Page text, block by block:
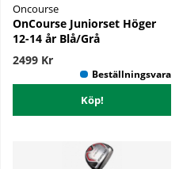
Oncourse
OnCourse Juniorset Höger
12-14 år Blå/Grå
2499 Kr
Köp!